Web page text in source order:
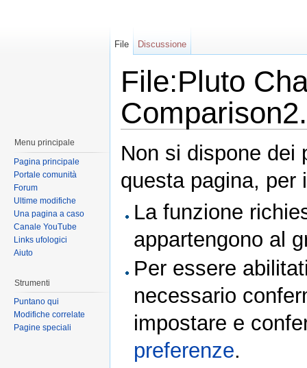
File:Pluto
Non si dispone dei
questa pagina, per
La funzione
appartengono al
Per essere
necessario
impostare e
preferenze.
File Discussione
Menu principale
Pagina principale
Portale comunità
Forum
Ultime modifiche
Una pagina a caso
Canale YouTube
Links ufologici
Aiuto
Strumenti
Puntano qui
Modifiche correlate
Pagine speciali